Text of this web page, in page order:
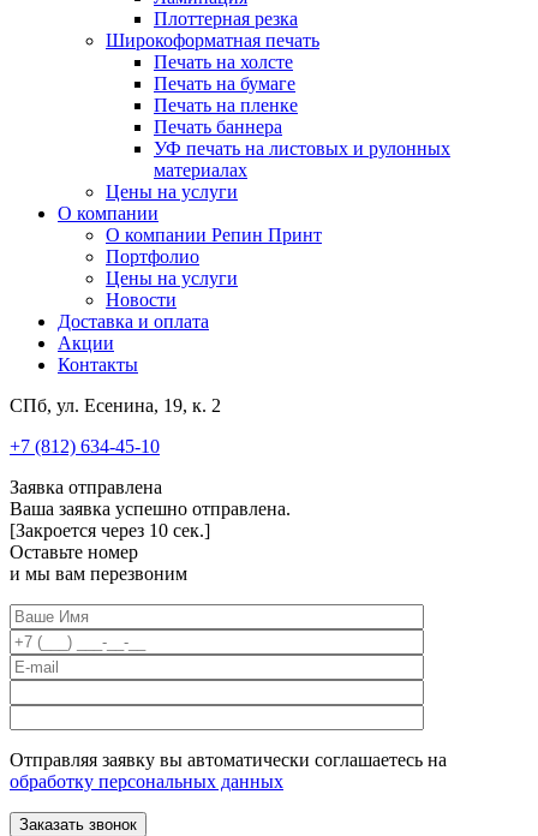
Плоттерная резка
Широкоформатная печать
Печать на холсте
Печать на бумаге
Печать на пленке
Печать баннера
УФ печать на листовых и рулонных
материалах
Цены на услуги
О компании
О компании Репин Принт
Портфолио
Цены на услуги
Новости
Доставка и оплата
Акции
Контакты
СПб, ул. Есенина, 19, к. 2
+7 (812) 634-45-10
Заявка отправлена
Ваша заявка успешно отправлена.
[Закроется через 10 сек.]
Оставьте номер
и мы вам перезвоним
Отправляя заявку вы автоматически соглашаетесь на
обработку персональных данных